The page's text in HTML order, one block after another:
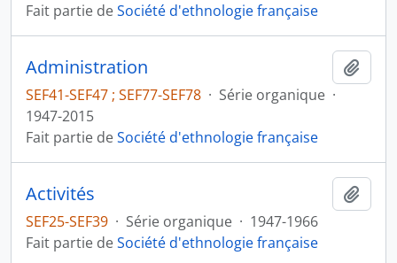
Fait partie deSociété d'ethnologie française
Administration
SEF41-SEF47 ; SEF77-SEF78 · Série organique ·
1947-2015
Fait partie deSociété d'ethnologie française
Activités
SEF25-SEF39 · Série organique · 1947-1966
Fait partie deSociété d'ethnologie française